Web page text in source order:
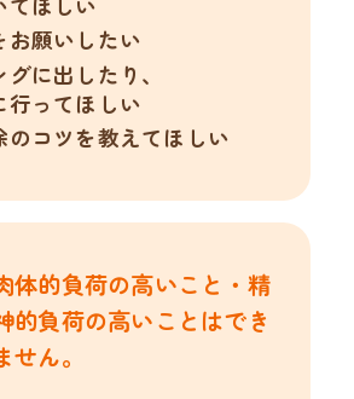
お願いしたい
に出したり、
行ってほしい
のコツを教えてほしい
体的負荷の高いこと・精
的負荷の高いことはでき
せん。